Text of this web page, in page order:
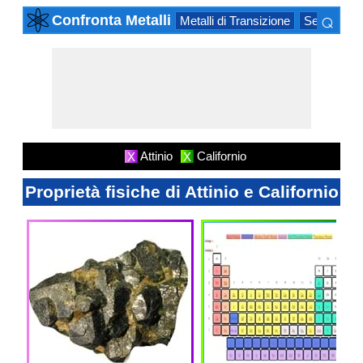
Confronta Metalli Metalli di Transizione Serie
⌕
X Attinio X Californio
Proprietà fisiche di Attinio e Californio